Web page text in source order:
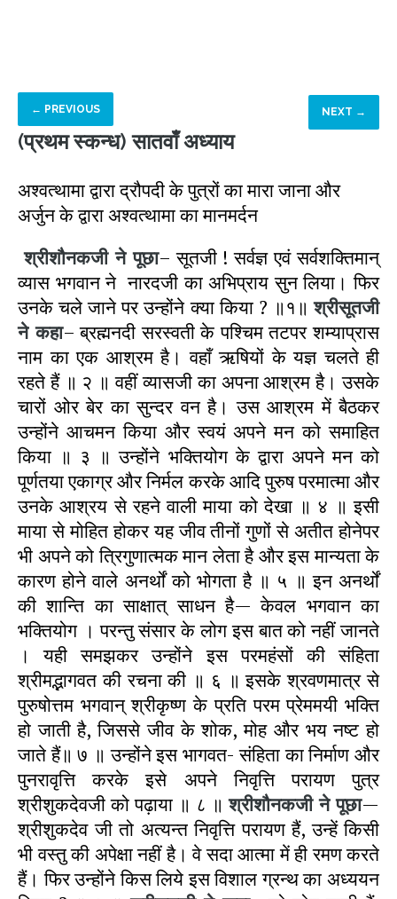
← PREVIOUS NEXT →
(प्रथम स्कन्ध) सातवाँ अध्याय
अश्वत्थामा द्वारा द्रौपदी के पुत्रों का मारा जाना और
अर्जुन के द्वारा अश्वत्थामा का मानमर्दन
श्रीशौनकजी ने पूछा– सूतजी ! सर्वज्ञ एवं सर्वशक्तिमान्
व्यास भगवान ने नारदजी का अभिप्राय सुन लिया। फिर
उनके चले जाने पर उन्होंने क्या किया ? ॥१॥श्रीसूतजी
ने कहा– ब्रह्मनदी सरस्वती के पश्चिम तटपर शम्याप्रास
नाम का एक आश्रम है। वहाँ ऋषियों के यज्ञ चलते ही
रहते हैं ॥ २ ॥ वहीं व्यासजी का अपना आश्रम है। उसके
चारों ओर बेर का सुन्दर वन है। उस आश्रम में बैठकर
उन्होंने आचमन किया और स्वयं अपने मन को समाहित
किया ॥ ३ ॥ उन्होंने भक्तियोग के द्वारा अपने मन को
पूर्णतया एकाग्र और निर्मल करके आदि पुरुष परमात्मा और
उनके आश्रय से रहने वाली माया को देखा ॥ ४ ॥ इसी
माया से मोहित होकर यह जीव तीनों गुणों से अतीत होनेपर
भी अपने को त्रिगुणात्मक मान लेता है और इस मान्यता के
कारण होने वाले अनर्थों को भोगता है ॥ ५ ॥ इन अनर्थों
की शान्ति का साक्षात् साधन है— केवल भगवान का
भक्तियोग । परन्तु संसार के लोग इस बात को नहीं जानते
। यही समझकर उन्होंने इस परमहंसों की संहिता
श्रीमद्भागवत की रचना की ॥ ६ ॥ इसके श्रवणमात्र से
पुरुषोत्तम भगवान् श्रीकृष्ण के प्रति परम प्रेममयी भक्ति
हो जाती है, जिससे जीव के शोक, मोह और भय नष्ट हो
जाते हैं॥ ७ ॥ उन्होंने इस भागवत- संहिता का निर्माण और
पुनरावृत्ति करके इसे अपने निवृत्ति परायण पुत्र
श्रीशुकदेवजी को पढ़ाया ॥ ८ ॥श्रीशौनकजी ने पूछा—
श्रीशुकदेव जी तो अत्यन्त निवृत्ति परायण हैं, उन्हें किसी
भी वस्तु की अपेक्षा नहीं है। वे सदा आत्मा में ही रमण करते
हैं। फिर उन्होंने किस लिये इस विशाल ग्रन्थ का अध्ययन